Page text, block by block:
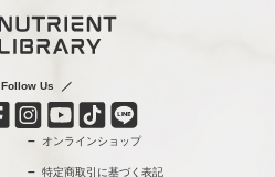
Follow Us
オンラインショップ
特定商取引に基づく表記